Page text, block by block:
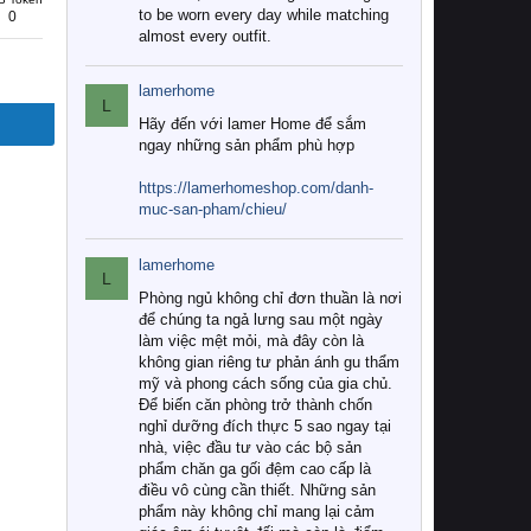
0
to be worn every day while matching
almost every outfit.
L
lamerhome
Hãy đến với lamer Home để sắm
ngay những sản phẩm phù hợp
https://lamerhomeshop.com/danh-
muc-san-pham/chieu/
L
lamerhome
Phòng ngủ không chỉ đơn thuần là nơi
để chúng ta ngả lưng sau một ngày
làm việc mệt mỏi, mà đây còn là
không gian riêng tư phản ánh gu thẩm
mỹ và phong cách sống của gia chủ.
Để biến căn phòng trở thành chốn
nghỉ dưỡng đích thực 5 sao ngay tại
nhà, việc đầu tư vào các bộ sản
phẩm chăn ga gối đệm cao cấp là
điều vô cùng cần thiết. Những sản
phẩm này không chỉ mang lại cảm